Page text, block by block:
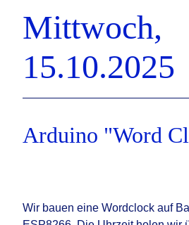
Mittwoch,
15.10.2025
Arduino "Word
Wir bauen eine Wordclock auf